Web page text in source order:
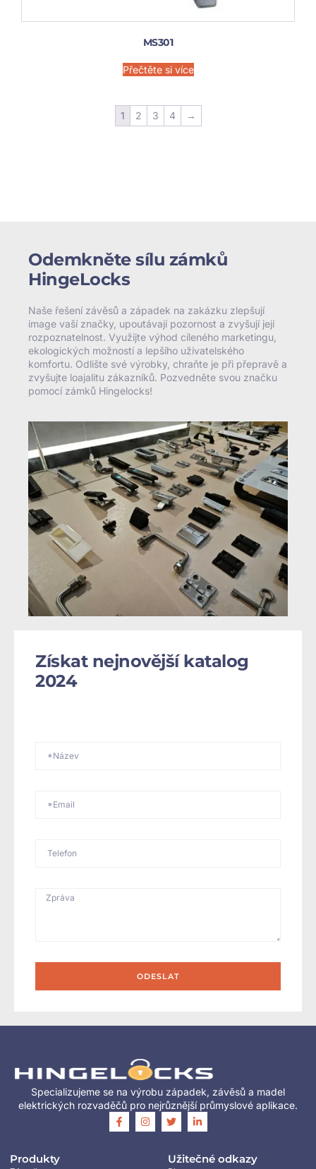
MS301
Přečtěte si více
1 2 3 4 →
Odemkněte sílu zámků
HingeLocks
Naše řešení závěsů a západek na zakázku zlepšují
image vaší značky, upoutávají pozornost a zvyšují její
rozpoznatelnost. Využijte výhod cíleného marketingu,
ekologických možností a lepšího uživatelského
komfortu. Odlište své výrobky, chraňte je při přepravě a
zvyšujte loajalitu zákazníků. Pozvedněte svou značku
pomocí zámků Hingelocks!
Získat nejnovější katalog
2024
ODESLAT
Specializujeme se na výrobu západek, závěsů a madel
elektrických rozvaděčů pro nejrůznější průmyslové aplikace.
Produkty Užitečné odkazy